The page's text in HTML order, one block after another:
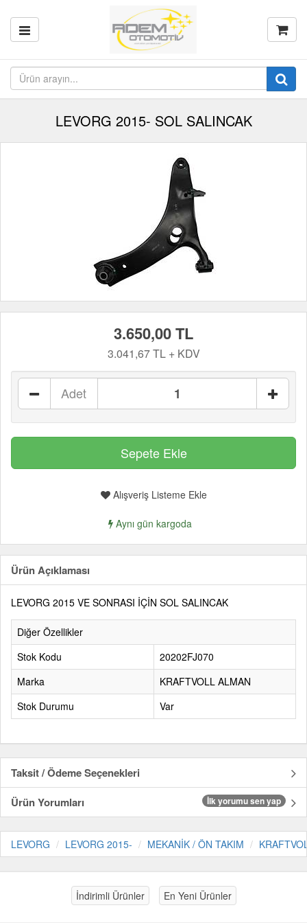
LEVORG 2015- SOL SALINCAK
3.650,00 TL
3.041,67 TL + KDV
Adet
Alışveriş Listeme Ekle
Aynı gün kargoda
Ürün Açıklaması
LEVORG 2015 VE SONRASI İÇİN SOL SALINCAK
Diğer Özellikler
Stok Kodu
20202FJ070
Marka
KRAFTVOLL ALMAN
Stok Durumu
Var
Taksit / Ödeme Seçenekleri
Ürün Yorumları
İlk yorumu sen yap
LEVORG LEVORG 2015- MEKANİK / ÖN TAKIM
İndirimli Ürünler En Yeni Ürünler